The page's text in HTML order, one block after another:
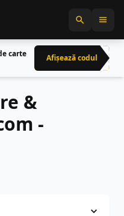
carte
Afișează codulCRN
&
-